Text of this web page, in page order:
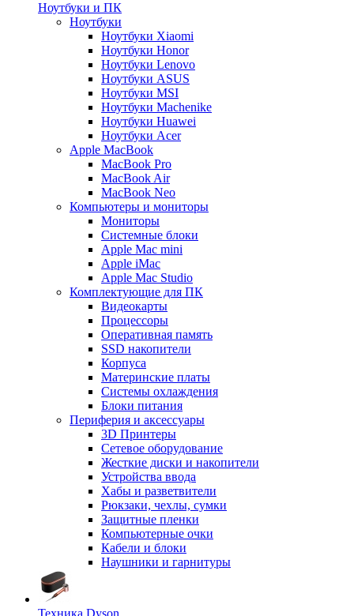
Ноутбуки и ПК
Ноутбуки
Ноутбуки Xiaomi
Ноутбуки Honor
Ноутбуки Lenovo
Ноутбуки ASUS
Ноутбуки MSI
Ноутбуки Machenike
Ноутбуки Huawei
Ноутбуки Acer
Apple MacBook
MacBook Pro
MacBook Air
MacBook Neo
Компьютеры и мониторы
Мониторы
Системные блоки
Apple Mac mini
Apple iMac
Apple Mac Studio
Комплектующие для ПК
Видеокарты
Процессоры
Оперативная память
SSD накопители
Корпуса
Материнские платы
Системы охлаждения
Блоки питания
Периферия и аксессуары
3D Принтеры
Сетевое оборудование
Жесткие диски и накопители
Устройства ввода
Хабы и разветвители
Рюкзаки, чехлы, сумки
Защитные пленки
Компьютерные очки
Кабели и блоки
Наушники и гарнитуры
Техника Dyson